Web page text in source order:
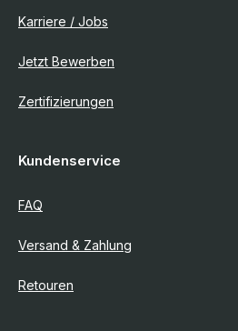
Karriere / Jobs
Jetzt Bewerben
Zertifizierungen
Kundenservice
FAQ
Versand & Zahlung
Retouren